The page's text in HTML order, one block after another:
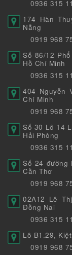
0936 315
174 Hàn
Nẵng
0919 968
Số 86/12
Hồ Chí Minh
0936 315
404 Nguyễn
Chí Minh
0919 968
Số 30 Lô 14
Hải Phòng
0936 315
Số 24 đường
Cần Thơ
0919 968
02A12 Lê
Đồng Nai
0936 315
Lô B1.29,
0919 968